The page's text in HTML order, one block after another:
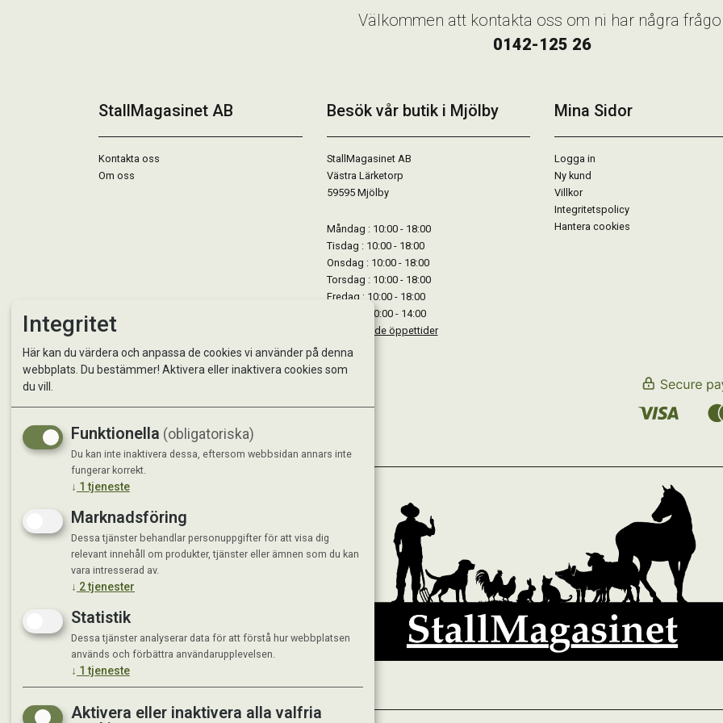
Välkommen att kontakta oss om ni har några
0142-125 26
StallMagasinet AB
Kontakta oss
Om oss
Besök vår butik i Mjölby
StallMagasinet AB
Västra Lärketorp
59595 Mjölby
Måndag : 10:00 - 18:00
Tisdag : 10:00 - 18:00
Onsdag : 10:00 - 18:00
Torsdag : 10:00 - 18:00
Fredag : 10:00 - 18:00
Lördag : 10:00 - 14:00
Se avvikande öppettider
Mina Sidor
Logga in
Ny kund
Villkor
Integritetspolicy
Hantera cookies
Integritet
Här kan du värdera och anpassa de cookies vi använder på denna
webbplats. Du bestämmer! Aktivera eller inaktivera cookies som
du vill.
Funktionella (obligatoriska)
Du kan inte inaktivera dessa, eftersom webbsidan annars inte
fungerar korrekt.
↓ 1 tjeneste
Marknadsföring
Dessa tjänster behandlar personuppgifter för att visa dig
relevant innehåll om produkter, tjänster eller ämnen som du kan
vara intresserad av.
↓ 2tjenester
Statistik
Dessa tjänster analyserar data för att förstå hur webbplatsen
används och förbättra användarupplevelsen.
↓ 1 tjeneste
Aktivera eller inaktivera alla valfria